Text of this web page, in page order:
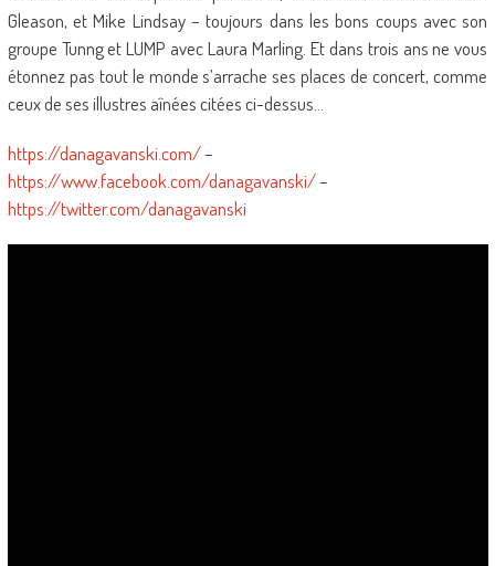
Gleason, et Mike Lindsay – toujours dans les bons coups avec son
groupe Tunng et LUMP avec Laura Marling. Et dans trois ans ne vous
étonnez pas tout le monde s’arrache ses places de concert, comme
ceux de ses illustres aînées citées ci-dessus…
https://danagavanski.com/–
https://www.facebook.com/danagavanski/–
https://twitter.com/danagavanski